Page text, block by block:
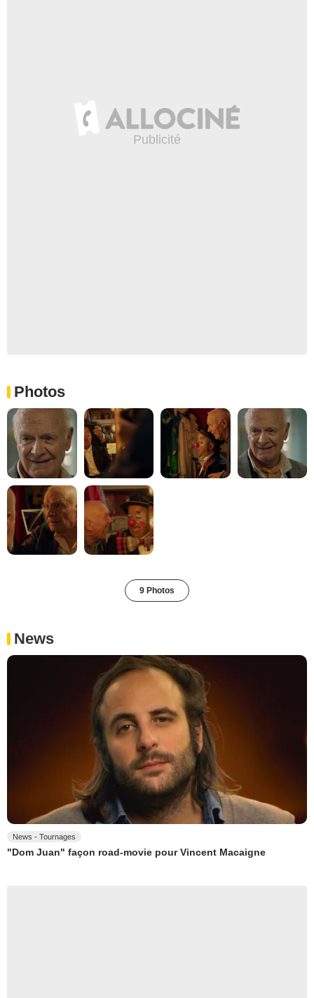
Photos
9 Photos
News
News - Tournages
"Dom Juan" façon road-movie pour Vincent Macaigne